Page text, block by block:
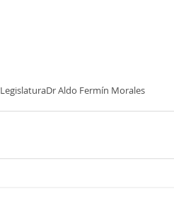
LegislaturaDr Aldo Fermín Morales